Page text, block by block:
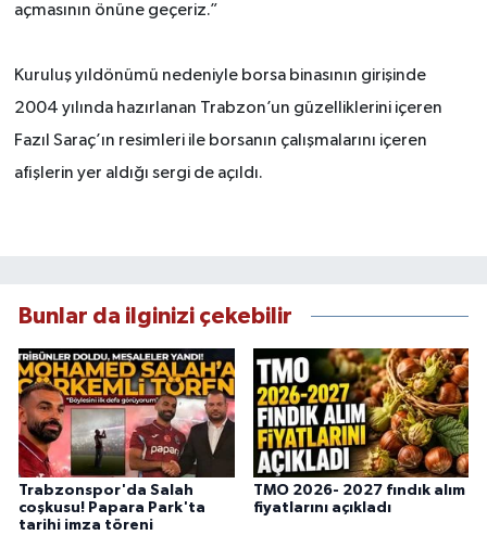
açmasının önüne geçeriz.”
Kuruluş yıldönümü nedeniyle borsa binasının girişinde
2004 yılında hazırlanan Trabzon’un güzelliklerini içeren
Fazıl Saraç’ın resimleri ile borsanın çalışmalarını içeren
afişlerin yer aldığı sergi de açıldı.
Bunlar da ilginizi çekebilir
Trabzonspor'da Salah
coşkusu! Papara Park'ta
tarihi imza töreni
TMO 2026- 2027 fındık alım
fiyatlarını açıkladı